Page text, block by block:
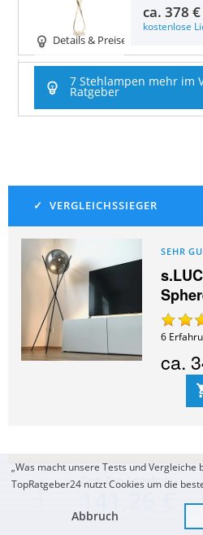
Zum Top Angebot
KOSTENLOSE LIEFERUNG
Details & Preise
ca.378 €
kostenlose
7 Stehlampen mehr im
Ratgeber
SEHR
6
ca.
GUT (1,6)
„Was macht unsere Tests und Vergleiche
TopRatgeber24 nutzt Cookies um die
Abbruch